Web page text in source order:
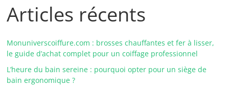
Articles récents
Monuniverscoiffure.com : brosses chauffantes et fer à lisser,
le guide d’achat complet pour un coiffage professionnel
L’heure du bain sereine : pourquoi opter pour un siège de
bain ergonomique ?